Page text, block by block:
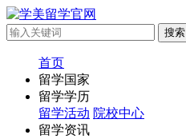
首页
留学国家
留学学历
留学活动 院校中心
留学资讯